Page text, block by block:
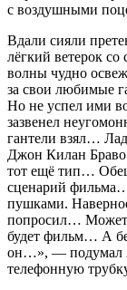
с воздушными
Вдали сияли
лёгкий ветерок
волны чудно
за свои любимые
Но не успел ими
зазвенел
гантели взял…
Джон Килан
тот ещё тип…
сценарий
пушками.
попросил…
будет фильм… А
он…», — подумал
телефонную